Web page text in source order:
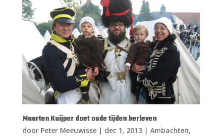
Maarten Kuijper doet oude tijden herleven
door Peter Meeuwisse| dec 1, 2013| Ambachten,